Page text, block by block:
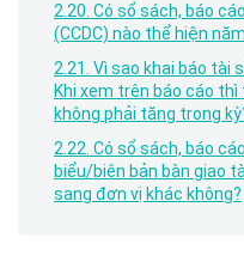
2.20. Có sổ sách, báo
(CCDC) nào thể hiện
2.21. Vì sao khai báo tài
Khi xem trên báo cáo
không phải tăng trong
2.22. Có sổ sách, báo
biểu/biên bản bàn giao
sang đơn vị khác không?